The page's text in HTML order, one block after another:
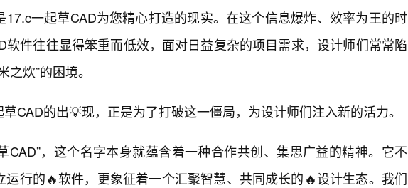
17.c一起草CAD为您精心打造的现实。在这个信息爆炸、效率为王的时
软件往往显得笨重而低效，面对日益复杂的项目需求，设计师们常常陷
之炊”的困境。
CAD的出💡现，正是为了打破这一僵局，为设计师们注入新的活力。
CAD”，这个名字本身就蕴含着一种合作共创、集思广益的精神。它不
运行的🔥软件，更象征着一个汇聚智慧、共同成长的🔥设计生态。我们